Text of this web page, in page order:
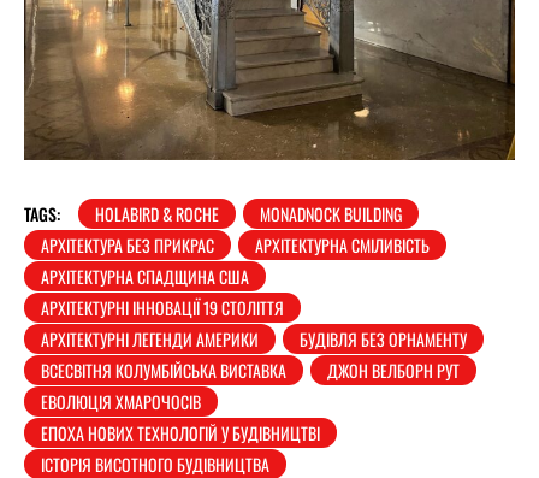
TAGS: HOLABIRD & ROCHE
MONADNOCK BUILDING
АРХІТЕКТУРА БЕЗ ПРИКРАС
АРХІТЕКТУРНА СМІЛИВІСТЬ
АРХІТЕКТУРНА СПАДЩИНА США
АРХІТЕКТУРНІ ІННОВАЦІЇ 19 СТОЛІТТЯ
АРХІТЕКТУРНІ ЛЕГЕНДИ АМЕРИКИ
БУДІВЛЯ БЕЗ ОРНАМЕНТУ
ВСЕСВІТНЯ КОЛУМБІЙСЬКА ВИСТАВКА
ДЖОН ВЕЛБОРН РУТ
ЕВОЛЮЦІЯ ХМАРОЧОСІВ
ЕПОХА НОВИХ ТЕХНОЛОГІЙ У БУДІВНИЦТВІ
ІСТОРІЯ ВИСОТНОГО БУДІВНИЦТВА